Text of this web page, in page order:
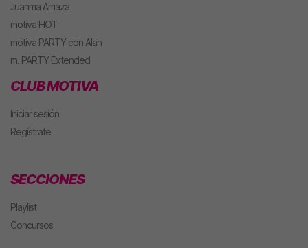
Juanma Arriaza
motiva HOT
motiva PARTY con Alan
m. PARTY Extended
CLUB MOTIVA
Iniciar sesión
Regístrate
SECCIONES
Playlist
Concursos